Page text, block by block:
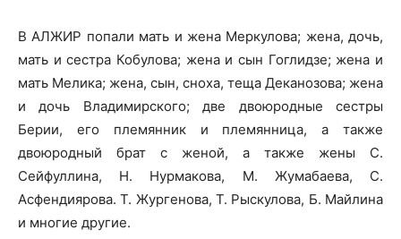
В АЛЖИР попали мать и жена Меркулова; жена, дочь,
мать и сестра Кобулова; жена и сын Гоглидзе; жена и
мать Мелика; жена, сын, сноха, теща Деканозова; жена
и дочь Владимирского; две двоюродные сестры
Берии, его племянник и племянница, а также
двоюродный брат с женой, а также жены С.
Сейфуллина, Н. Нурмакова, М. Жумабаева, С.
Асфендиярова. Т. Жургенова, Т. Рыскулова, Б. Майлина
и многие другие.